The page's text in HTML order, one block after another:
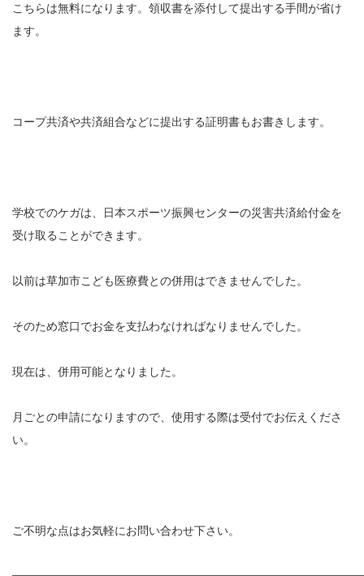
こちらは無料になります。領収書を添付して提出する手間が省け
ます。
コープ共済や共済組合などに提出する証明書もお書きします。
学校でのケガは、 日本スポーツ振興センターの災害共済給付金を
受け取ることができます。
以前は草加市こども医療費との併用はできませんでした。
そのため窓口でお金を支払わなければなりませんでした。
現在は、併用可能となりました。
月ごとの申請になりますので、使用する際は受付でお伝えくださ
い。
ご不明な点はお気軽にお問い合わせ下さい。
NEWスーパーライザーEX
POWER PLATE
ソフトレーザリー